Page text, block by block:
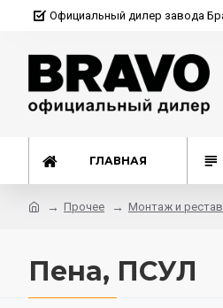
Официальный дилер завода
ГЛАВНАЯ
Прочее Монтаж и
Пена, ПСУЛ